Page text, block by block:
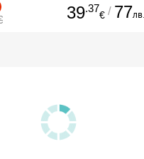
39.37
€ / 77лв.